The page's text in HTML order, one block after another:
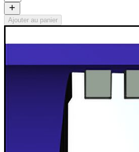
Ajouter au panier